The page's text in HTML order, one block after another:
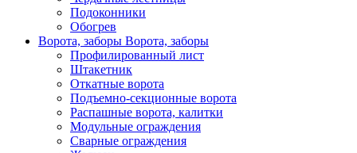
Подоконники
Обогрев
Ворота, заборы Ворота, заборы
Профилированный лист
Штакетник
Откатные ворота
Подъемно-секционные ворота
Распашные ворота, калитки
Модульные ограждения
Сварные ограждения